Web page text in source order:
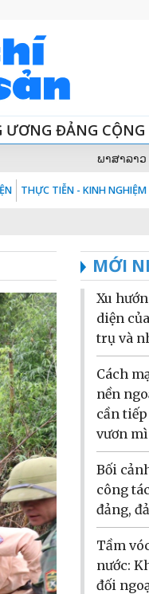
ĐẢNG
ພາສາລາວ
THỰC TIỄN - KINH NGHIỆM
MỚI
Xu
diện
trụ và
Cách
nền
cần
vươn
Bối
công
đảng,
Tầm
nước:
đối